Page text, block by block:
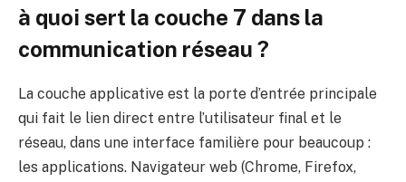
à quoi sert la couche 7 dans la
communication réseau ?
La couche applicative est la porte d’entrée principale
qui fait le lien direct entre l’utilisateur final et le
réseau, dans une interface familière pour beaucoup :
les applications. Navigateur web (Chrome, Firefox,